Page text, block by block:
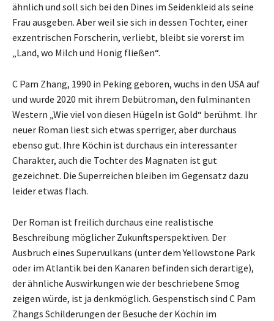
ähnlich und soll sich bei den Dines im Seidenkleid als seine
Frau ausgeben. Aber weil sie sich in dessen Tochter, einer
exzentrischen Forscherin, verliebt, bleibt sie vorerst im
„Land, wo Milch und Honig fließen“.
C Pam Zhang, 1990 in Peking geboren, wuchs in den USA auf
und wurde 2020 mit ihrem Debütroman, den fulminanten
Western „Wie viel von diesen Hügeln ist Gold“ berühmt. Ihr
neuer Roman liest sich etwas sperriger, aber durchaus
ebenso gut. Ihre Köchin ist durchaus ein interessanter
Charakter, auch die Tochter des Magnaten ist gut
gezeichnet. Die Superreichen bleiben im Gegensatz dazu
leider etwas flach.
Der Roman ist freilich durchaus eine realistische
Beschreibung möglicher Zukunftsperspektiven. Der
Ausbruch eines Supervulkans (unter dem Yellowstone Park
oder im Atlantik bei den Kanaren befinden sich derartige),
der ähnliche Auswirkungen wie der beschriebene Smog
zeigen würde, ist ja denkmöglich. Gespenstisch sind C Pam
Zhangs Schilderungen der Besuche der Köchin im